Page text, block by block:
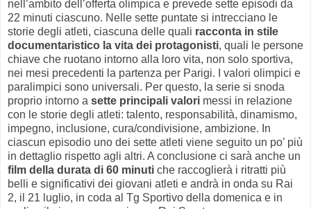
nell’ambito dell’offerta olimpica e prevede sette episodi da
22 minuti ciascuno. Nelle sette puntate si intrecciano le
storie degli atleti, ciascuna delle quali racconta in stile
documentaristico la vita dei protagonisti, quali le persone
chiave che ruotano intorno alla loro vita, non solo sportiva,
nei mesi precedenti la partenza per Parigi. I valori olimpici e
paralimpici sono universali. Per questo, la serie si snoda
proprio intorno a sette principali valori messi in relazione
con le storie degli atleti: talento, responsabilità, dinamismo,
impegno, inclusione, cura/condivisione, ambizione. In
ciascun episodio uno dei sette atleti viene seguito un po’ più
in dettaglio rispetto agli altri. A conclusione ci sarà anche un
film della durata di 60 minuti che raccoglierà i ritratti più
belli e significativi dei giovani atleti e andrà in onda su Rai
2, il 21 luglio, in coda al Tg Sportivo della domenica e in